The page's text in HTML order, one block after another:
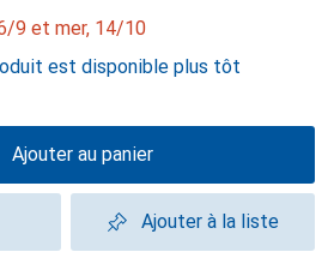
9 et mer, 14/10
est disponible plus tôt
Ajouter au panier
Ajouter à la liste